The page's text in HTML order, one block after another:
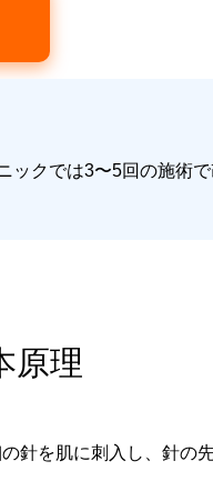
ックでは3〜5回の施術
原理
針を肌に刺入し、針の